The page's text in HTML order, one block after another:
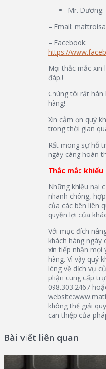
Mr. Dương:
– Email:
– Facebook:
https://
Mọi thắc mắc xin
đáp.!
Chúng tôi rất
hàng!
Xin cảm ơn quý
trong thời gian
Rất mong sự hỗ
ngày càng hoàn
Thắc mắc
Những khiếu nại
nhanh chóng,
của các bên liên
quyền lợi của
Với mục đích
khách hàng ngày
xin tiếp nhận mọi
hàng. Vì vậy quý
lòng về dịch vụ
phận cung cấp
098.303.2467
không thể giải
can thiệp của
Bài viết liên quan